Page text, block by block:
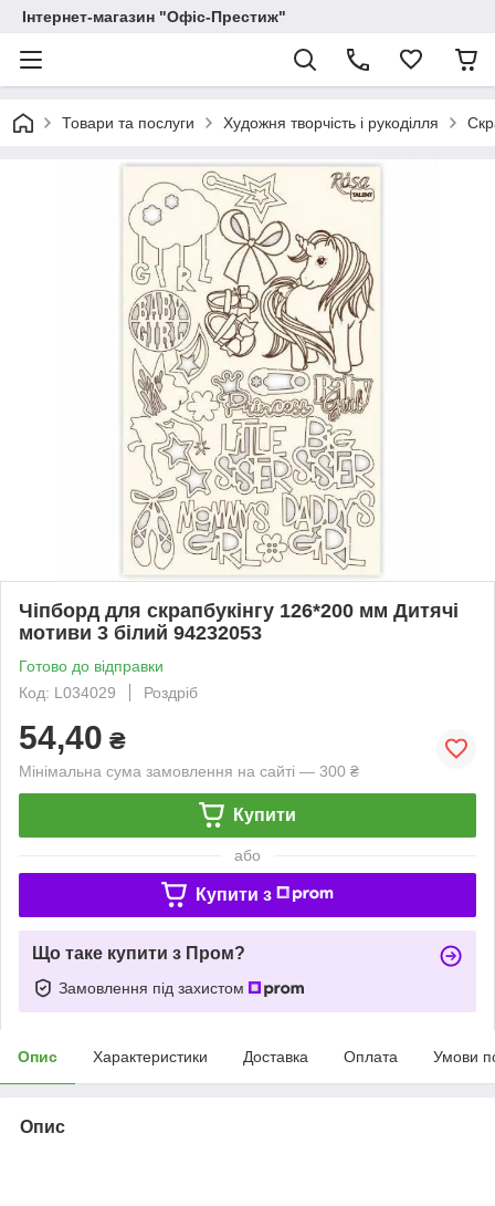
Інтернет-магазин "Офіс-Престиж"
Товари та послуги Художня творчість і рукоділля
Чіпборд для скрапбукінгу 126*200 мм Дитячі
мотиви 3 білий 94232053
Готово до відправки
Код: L034029
Роздріб
54,40 ₴
Мінімальна сума замовлення на сайті — 300 ₴
Купити
або
Купити з
Що таке купити з Пром?
Замовлення під захистом
Опис Характеристики Доставка Оплата Умови
Опис